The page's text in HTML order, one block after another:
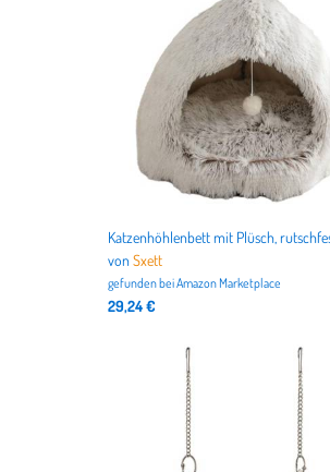
vonSxett
gefunden beiAmazon Marketplace
29,24 €